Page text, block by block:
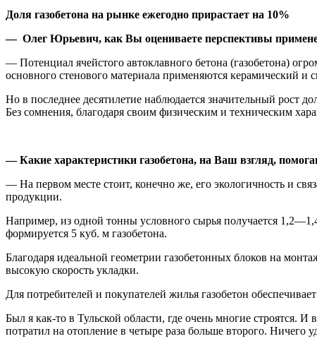
Доля газобетона на рынке ежегодно прирастает на 10%
— Олег Юрьевич, как Вы оцениваете перспективы
— Потенциал ячейстого автоклавного бетона (газобетона)
основного стенового материала применяются керамический и
Но в последнее десятилетие наблюдается значительный рост
Без сомнения, благодаря своим физическим и техническим
— Какие характеристики газобетона, на Ваш взгляд,
— На первом месте стоит, конечно же, его экологичность и
продукции.
Например, из одной тонны условного сырья получается
формируется 5 куб. м газобетона.
Благодаря идеальной геометрии газобетонных блоков на
высокую скорость укладки.
Для потребителей и покупателей жилья газобетон
Был я как-то в Тульской области, где очень многие строятся.
потратил на отопление в четыре раза больше второго. Ничего